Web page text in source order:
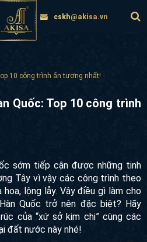
cskh@akisa.vn
10 công trình ấn tượng nhất!
Quốc: Top 10 công
sớm tiếp cận được những tinh
Tây vì vậy các công trình theo
lộng lẫy. Vậy điều gì làm cho
Quốc trở nên đặc biệt? Hãy
của “xứ sở kim chi” cùng các
đất nước này nhé!